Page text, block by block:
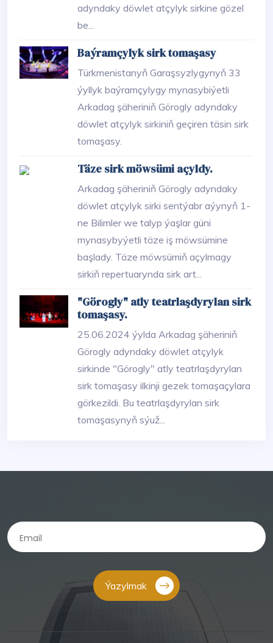
adyndaky döwlet atçylyk sirkine gözel
be...
Baýramçylyk sirk tomaşasy
Türkmenistanyň Garaşsyzlygynyň 33
ýyllyk baýramçylygy mynasybiýetli
Arkadag şäheriniň Görogly adyndaky
döwlet atçylyk sirkiniň geçiren täsin sirk
tomaşasy.
Täze sirk möwsümi açyldy.
Arkadag şäheriniň Görogly adyndaky
döwlet atçylyk sirki sentýabr aýynyň 1-
ne Bilimler we talyp ýaşlar güni
mynasybyýetli täze iş möwsümine
başlady. Täze möwsümiň açylmagy
sirkiň repertuarynda sirk art...
"Görogly" atly teatrlaşdyrylan sirk
tomaşasy.
25.06.2024 ýylda Arkadag şäheriniň
Görogly adyndaky döwlet atçylyk
sirkinde "Görogly" atly teatrlaşdyrylan
sirk tomaşasy ilkinji gezek tomaşaçylara
görkezildi. Bu teatrlaşdyrylan sirk
tomaşasynyň sýuž...
Ýazylmak